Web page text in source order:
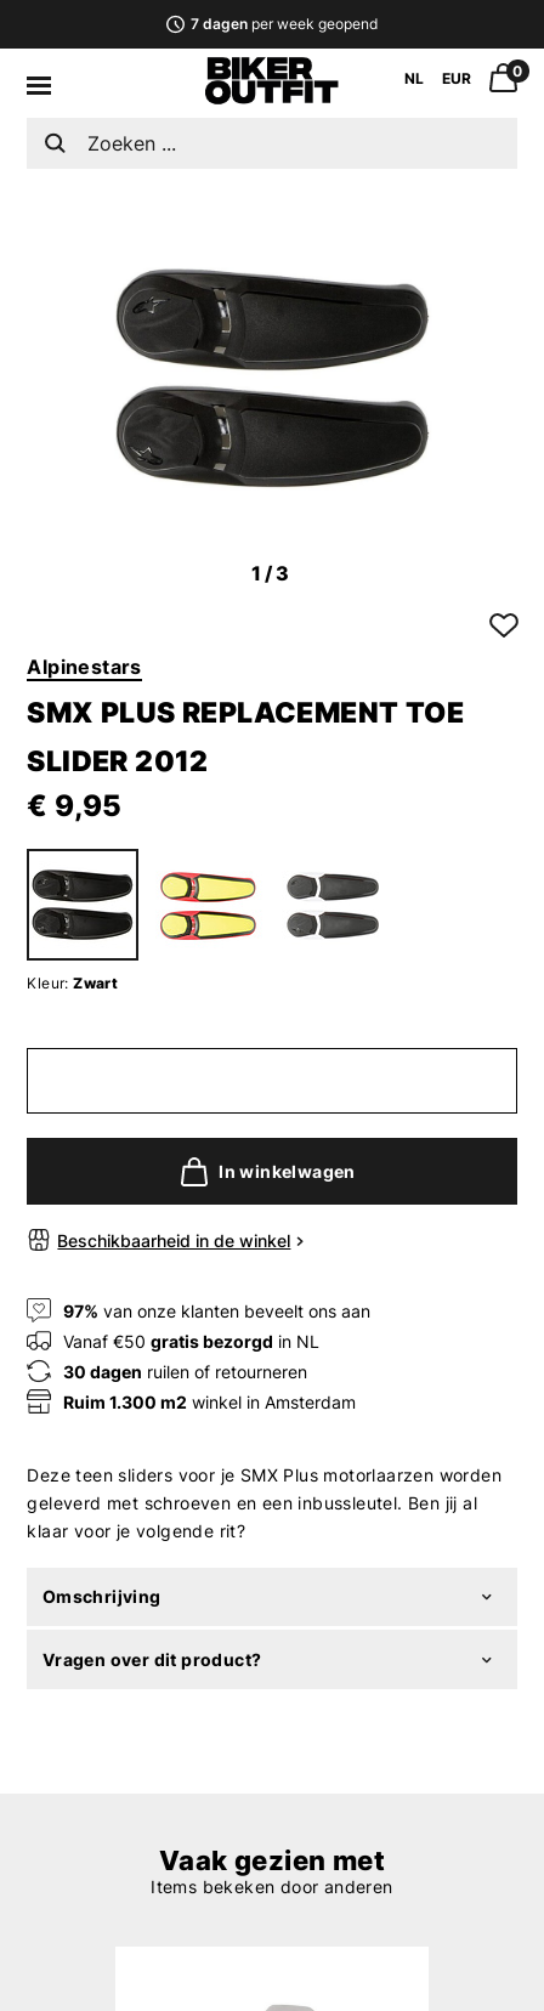
7 dagenper week geopend
NL EUR 0
1 /3
Alpinestars
SMX PLUS REPLACEMENT TOE
SLIDER 2012
€ 9,95
Kleur: Zwart
In winkelwagen
Beschikbaarheid in de winkel
97% van onze klanten beveelt ons aan
Vanaf €50gratis bezorgd in NL
30 dagen ruilen of retourneren
Ruim 1.300 m2 winkel in Amsterdam
Deze teen sliders voor je SMX Plus motorlaarzen worden
geleverd met schroeven en een inbussleutel. Ben jij al
klaar voor je volgende rit?
Omschrijving
Vragen over dit product?
Vaak gezien met
Items bekeken door anderen